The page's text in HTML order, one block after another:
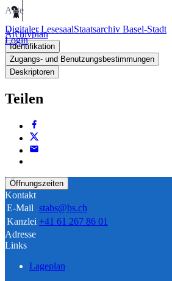
Digitaler LesesaalStaatsarchiv Basel-Stadt
Login
Akte
Archivplan
Identifikation
Zugangs- und Benutzungsbestimmungen
Deskriptoren
Teilen
Öffnungszeiten
Kontakt
E-Mail stabs@bs.ch
Kanzlei +41 61 267 86 01
Adresse
Links
Lageplan